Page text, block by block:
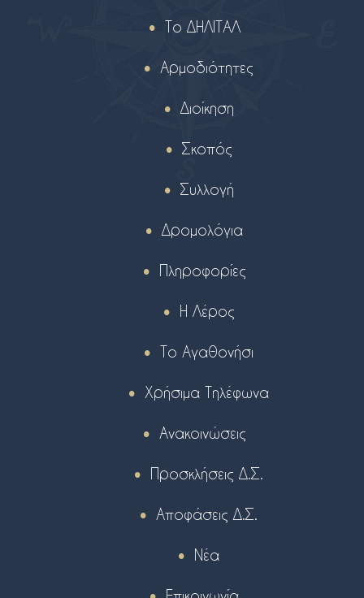
Το ΔΗΛΙΤΑΛ
Αρμοδιότητες
Διοίκηση
Σκοπός
Συλλογή
Δρομολόγια
Πληροφορίες
Η Λέρος
Το Αγαθονήσι
Χρήσιμα Τηλέφωνα
Ανακοινώσεις
Προσκλήσεις Δ.Σ.
Αποφάσεις Δ.Σ.
Νέα